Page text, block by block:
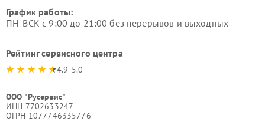
График работы:
ПН-ВСК с 9:00 до 21:00 без перерывов и выходных
Рейтинг сервисного центра
4.9-5.0
ООО "Русервис"
ИНН 7702633247
ОГРН 1077746335776